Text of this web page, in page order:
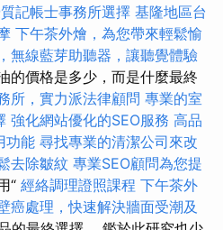
記帳士事務所選擇 基隆地區台
下午茶外燴，為您帶來輕鬆愉
無線藍芽助聽器，讓聽覺體驗
的價格是多少，而是什麼最終
所，實力派法律顧問 專業的室
強化網站優化的SEO服務 高品
功能 尋找專業的清潔公司來改
去除皺紋 專業SEO顧問為您提
“ 經絡調理證照課程 下午茶外
癌處理，快速解決牆面受潮及